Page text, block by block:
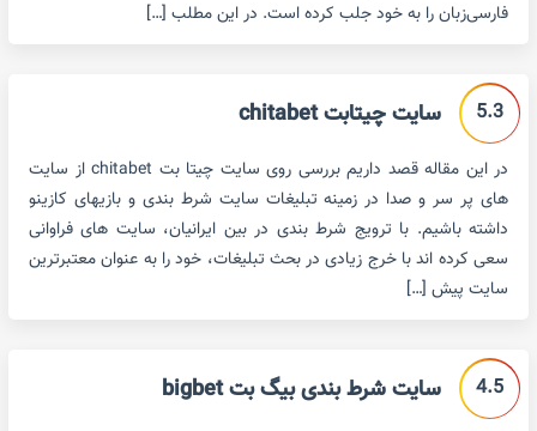
فارسی‌زبان را به خود جلب کرده است. در این مطلب […]
5.3 سایت چیتابت chitabet
در این مقاله قصد داریم بررسی روی سایت چیتا بت chitabet از سایت
های پر سر و صدا در زمینه تبلیغات سایت شرط بندی و بازیهای کازینو
داشته باشیم. با ترویج شرط بندی در بین ایرانیان، سایت های فراوانی
سعی کرده اند با خرج زیادی در بحث تبلیغات، خود را به عنوان معتبرترین
سایت پیش […]
4.5 سایت شرط بندی بیگ بت bigbet